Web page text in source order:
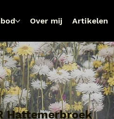
Over mij Artikelen
Hattemerbroek